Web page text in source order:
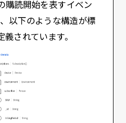
購読開始を表すイベン
以下のような構造が標
されています。